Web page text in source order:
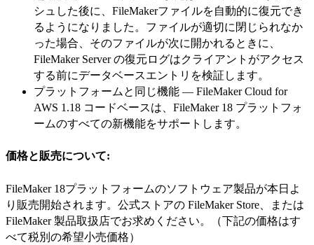
シュした後に、FileMakerファイルを自動的に復元でき
るようになりました。ファイルが適切に閉じられなか
った場合、そのファイルが次に開かれるときに、
FileMaker Server の復元ログはクライアントがアクセス
する前にデータベースエントリを検証します。
プラットフォームと同じ機能 — FileMaker Cloud for
AWS 1.18 コードベースは、FileMaker 18 プラットフォ
ームのすべての新機能をサポートします。
価格と販売について:
FileMaker 18プラットフォームのソフトウェア製品が本日よ
り販売開始されます。公式ストアの FileMaker Store、または
FileMaker 製品取扱店でお求めください。（下記の価格はす
べて税別の希望小売価格）